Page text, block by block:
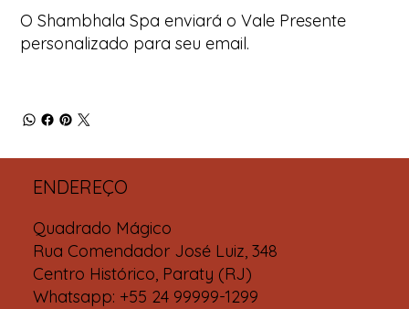
O Shambhala Spa enviará o Vale Presente
personalizado para seu email.
Quadrado Mágico
Rua Comendador José Luiz, 348
Centro Histórico, Paraty (RJ)
Whatsapp: +55 24 99999-1299
ENDEREÇO